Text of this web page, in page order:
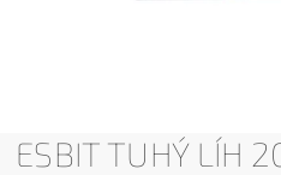
ESBIT TUHÝ LÍH